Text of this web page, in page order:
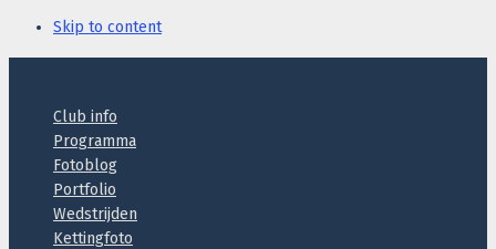
Skip to content
Club info
Programma
Fotoblog
Portfolio
Wedstrijden
Kettingfoto